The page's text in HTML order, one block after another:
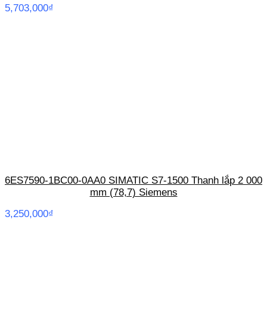
5,703,000₫
6ES7590-1BC00-0AA0 SIMATIC S7-1500 Thanh lắp 2 000
mm (78,7) Siemens
3,250,000₫